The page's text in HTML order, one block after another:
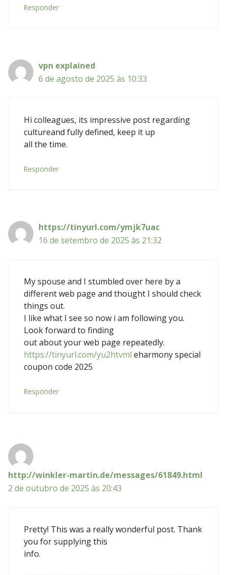
Responder
vpn explained
6 de agosto de 2025 às 10:33
Hi colleagues, its impressive post regarding
cultureand fully defined, keep it up
all the time.
Responder
https://tinyurl.com/ymjk7uac
16 de setembro de 2025 às 21:32
My spouse and I stumbled over here by a
different web page and thought I should check
things out.
I like what I see so now i am following you.
Look forward to finding
out about your web page repeatedly.
https://tinyurl.com/yu2htvml eharmony special
coupon code 2025
Responder
http://winkler-martin.de/messages/61849.html
2 de outubro de 2025 às 20:43
Pretty! This was a really wonderful post. Thank
you for supplying this
info.